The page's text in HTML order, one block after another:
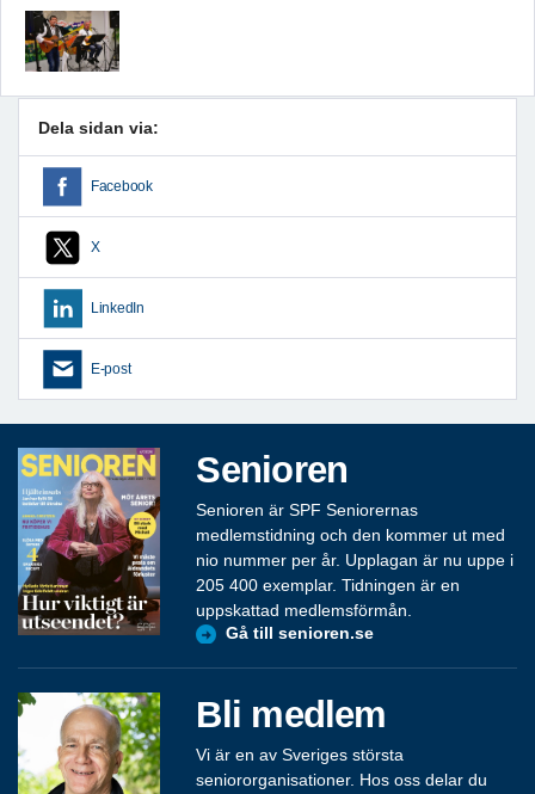
Dela sidan via:
Facebook
X
LinkedIn
E-post
Senioren
Senioren är SPF Seniorernas
medlemstidning och den kommer ut med
nio nummer per år. Upplagan är nu uppe i
205 400 exemplar. Tidningen är en
uppskattad medlemsförmån.
Gå till senioren.se
Bli medlem
Vi är en av Sveriges största
seniororganisationer. Hos oss delar du